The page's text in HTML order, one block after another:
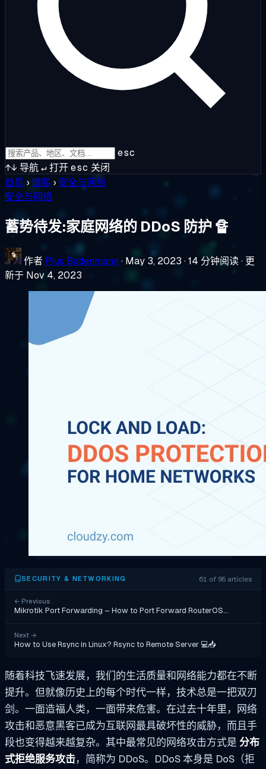
esc
↑↓ 导航↵打开esc 关闭
首页 ›博客 › 安全与网络
安全与网络
蓄势待发:家庭网络的 DDoS 防护 🔏
作者 Pius Bodenmann · May 3, 2023 ·14 分钟阅读· 更
新于 Nov 4, 2023
SECURITY & NETWORKING 61 of 95 articles
← Previous
Mikrotik Port Forwarding – How to Port Forward RouterOS…
Next →
How to Use Rsync in Linux? Rsync to Remote Server 💻📥
随着科技飞速发展，我们的生活质量和网络能力都在不断
提升。但就像历史上的每个时代一样，技术总是一把双刃
剑。一面造福人类，一面带来危害。在过去十年里，网络
攻击和恶意黑客已成为互联网最具破坏性的威胁，而且手
段也变得越来越复杂。其中最常见的网络攻击方式是 分布
式拒绝服务攻击，简称为 DDoS。DDoS 本身是 DoS（拒